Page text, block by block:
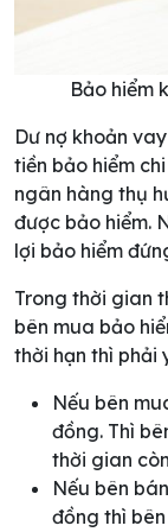
Bảo hiểm
Dư nợ khoản
tiền bảo hiểm
ngân hàng thụ
được bảo hiểm.
lợi bảo hiểm
Trong thời gian
bên mua bảo
thời hạn thì phải
Nếu bên
đồng. Thì
thời gian
Nếu bên
đồng thì